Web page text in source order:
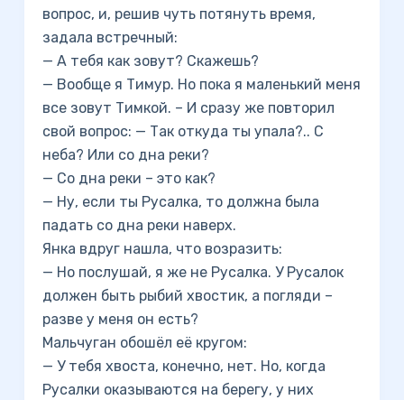
вопрос, и, решив чуть потянуть время,
задала встречный:
— А тебя как зовут? Скажешь?
— Вообще я Тимур. Но пока я маленький меня
все зовут Тимкой. – И сразу же повторил
свой вопрос: — Так откуда ты упала?.. С
неба? Или со дна реки?
— Со дна реки – это как?
— Ну, если ты Русалка, то должна была
падать со дна реки наверх.
Янка вдруг нашла, что возразить:
— Но послушай, я же не Русалка. У Русалок
должен быть рыбий хвостик, а погляди –
разве у меня он есть?
Мальчуган обошёл её кругом:
— У тебя хвоста, конечно, нет. Но, когда
Русалки оказываются на берегу, у них